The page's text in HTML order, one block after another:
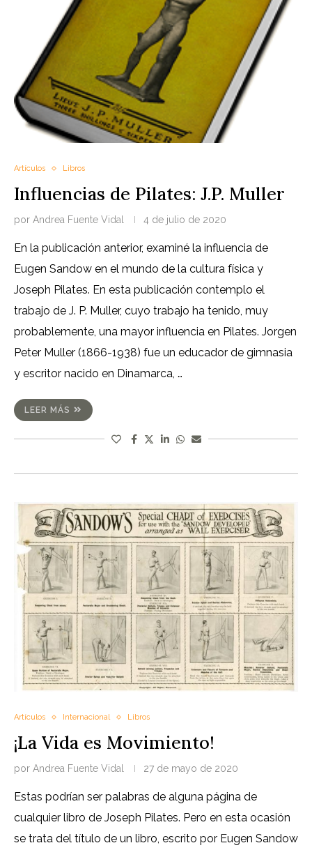
Artículos Libros
Influencias de Pilates: J.P. Muller
por Andrea Fuente Vidal 4 de julio de 2020
En la publicación anterior, examiné la influencia de
Eugen Sandow en el mundo de la cultura física y
Joseph Pilates. En esta publicación contemplo el
trabajo de J. P. Muller, cuyo trabajo ha tenido, muy
probablemente, una mayor influencia en Pilates. Jorgen
Peter Muller (1866-1938) fue un educador de gimnasia
y escritor nacido en Dinamarca, …
LEER MÁS
Artículos Internacional Libros
¡La Vida es Movimiento!
por Andrea Fuente Vidal 27 de mayo de 2020
Estas podrían ser palabras de alguna página de
cualquier libro de Joseph Pilates. Pero en esta ocasión
se trata del título de un libro, escrito por Eugen Sandow